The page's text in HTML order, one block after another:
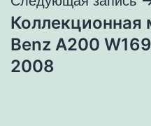
Коллекционная
Benz A200
2008